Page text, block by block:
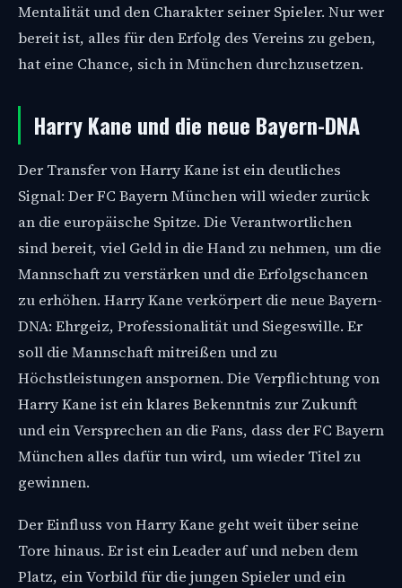
Mentalität und den Charakter seiner Spieler. Nur wer
bereit ist, alles für den Erfolg des Vereins zu geben,
hat eine Chance, sich in München durchzusetzen.
Harry Kane und die neue Bayern-DNA
Der Transfer von Harry Kane ist ein deutliches
Signal: Der FC Bayern München will wieder zurück
an die europäische Spitze. Die Verantwortlichen
sind bereit, viel Geld in die Hand zu nehmen, um die
Mannschaft zu verstärken und die Erfolgschancen
zu erhöhen. Harry Kane verkörpert die neue Bayern-
DNA: Ehrgeiz, Professionalität und Siegeswille. Er
soll die Mannschaft mitreißen und zu
Höchstleistungen anspornen. Die Verpflichtung von
Harry Kane ist ein klares Bekenntnis zur Zukunft
und ein Versprechen an die Fans, dass der FC Bayern
München alles dafür tun wird, um wieder Titel zu
gewinnen.
Der Einfluss von Harry Kane geht weit über seine
Tore hinaus. Er ist ein Leader auf und neben dem
Platz, ein Vorbild für die jungen Spieler und ein